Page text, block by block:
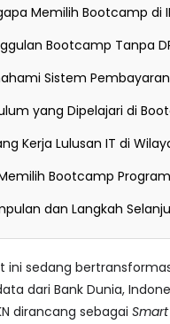
Memilih Bootcamp di
Bootcamp Tanpa
Sistem
yang Dipelajari di
Kerja Lulusan IT di
Bootcamp
dan Langkah
ini sedang
dari Bank Dunia,
dirancang sebagai